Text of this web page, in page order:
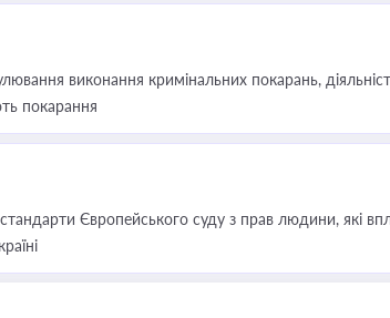
виконання кримінальних покарань,
покарання
Європейського суду з прав людини, які